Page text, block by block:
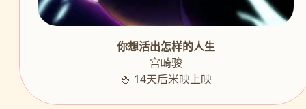
你想活出怎样的人生
宫崎骏
🍚 14天后米映上映